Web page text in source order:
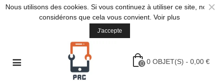
Nous utilisons des cookies. Si vous continuez à utiliser ce site, nous
considérons que cela vous convient. Voir plus
J'accepte
×
0 0 OBJET(S) - 0,00 €